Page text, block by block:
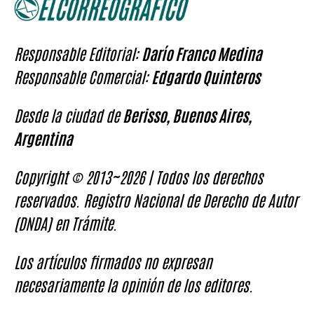
Responsable Editorial:Darío Franco Medina
Responsable Comercial:Edgardo Quinteros
Desde la ciudad deBerisso, Buenos Aires,
Argentina
Copyright © 2013~2026 | Todos los derechos
reservados. Registro Nacional de Derecho de Autor
(DNDA) en Trámite.
Los artículos firmados no expresan
necesariamente la opinión de los editores.